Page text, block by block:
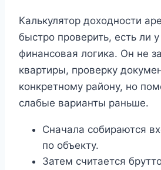
Калькулятор доходности
быстро проверить, есть ли
финансовая логика. Он не
квартиры, проверку
конкретному району, но
слабые варианты раньше.
Сначала собираются
по объекту.
Затем считается